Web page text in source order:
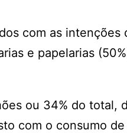
com as intenções
e papelarias
ou 34% do total,
com o consumo